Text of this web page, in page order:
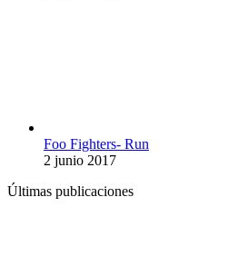
Foo Fighters- Run
2 junio 2017
Últimas publicaciones